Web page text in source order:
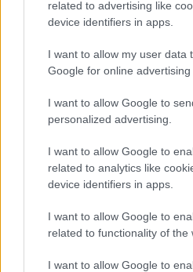
related to advertising like
device identifiers in apps.
I want to allow my user data
Google for online advertising
I want to allow Google to
personalized advertising.
I want to allow Google to
related to analytics like
device identifiers in apps.
I want to allow Google to
related to functionality of the
I want to allow Google to
Il sindaco di
una storica
culturale?
Il sindaco di Canossa si è
celebre incontro tra Papa
l’Imperatore Enrico…